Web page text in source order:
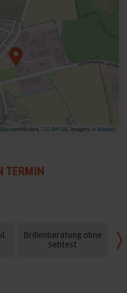
contributors, CC-BY-SA , Imagery © Mapbox
TERMIN
Brillenberatung ohne
Sehtest